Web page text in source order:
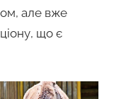
але вже
що є